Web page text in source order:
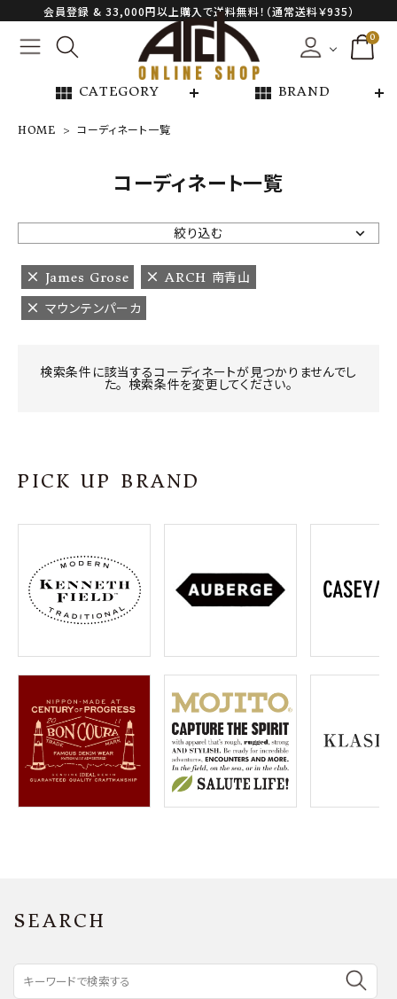
会員登録 & 33,000円以上購入で送料無料！（通常送料￥935）
0
view_module CATEGORY view_module BRAND
NEW ARRIVAL
ARCH EXCLUSIVE
BRAND
CATEGORY
プライバシーポリシー
特定商取引法について
お問い合わせ
OFFICIAL WEB SITE
meeting_room ログイン 会員登録
HOME コーディネート一覧
コーディネート一覧
絞り込む
James Grose
ARCH 南青山
マウンテンパーカ
検索条件に該当するコーディネートが見つかりませんでし
た。 検索条件を変更してください。
PICK UP BRAND
SEARCH